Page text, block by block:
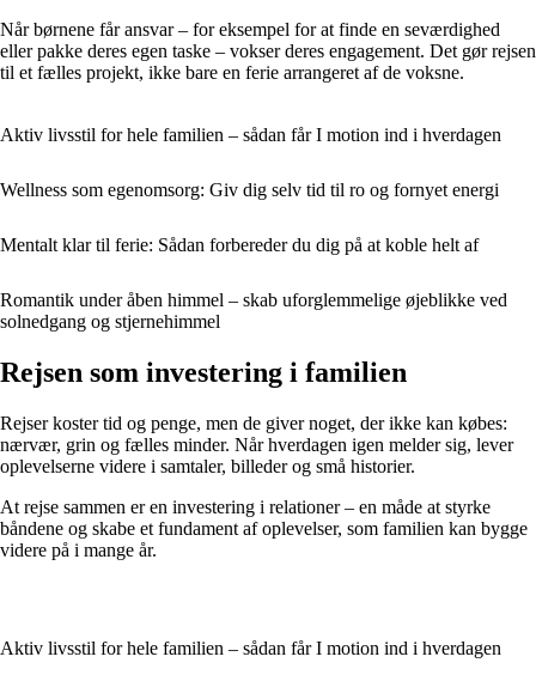
Når børnene får ansvar – for eksempel for at finde en seværdighed
eller pakke deres egen taske – vokser deres engagement. Det gør rejsen
til et fælles projekt, ikke bare en ferie arrangeret af de voksne.
Aktiv livsstil for hele familien – sådan får I motion ind i hverdagen
Wellness som egenomsorg: Giv dig selv tid til ro og fornyet energi
Mentalt klar til ferie: Sådan forbereder du dig på at koble helt af
Romantik under åben himmel – skab uforglemmelige øjeblikke ved
solnedgang og stjernehimmel
Rejsen som investering i familien
Rejser koster tid og penge, men de giver noget, der ikke kan købes:
nærvær, grin og fælles minder. Når hverdagen igen melder sig, lever
oplevelserne videre i samtaler, billeder og små historier.
At rejse sammen er en investering i relationer – en måde at styrke
båndene og skabe et fundament af oplevelser, som familien kan bygge
videre på i mange år.
Aktiv livsstil for hele familien – sådan får I motion ind i hverdagen